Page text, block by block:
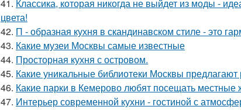
41. Классика, которая никогда не выйдет из моды -
цвета!
42. П - образная кухня в скандинавском стиле - это
43. Какие музеи Москвы самые известные
44. Просторная кухня с островом.
45. Какие уникальные библиотеки Москвы предлагают
46. Какие парки в Кемерово любят посещать местные
47. Интерьер современной кухни - гостиной с